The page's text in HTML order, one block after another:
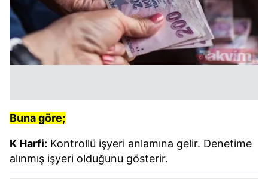
Buna göre;
K Harfi: Kontrollü işyeri anlamına gelir. Denetime
alınmış işyeri olduğunu gösterir.